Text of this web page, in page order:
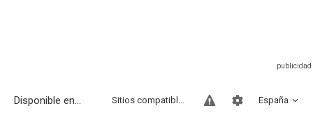
Disponible en... España
Sitios compatibles